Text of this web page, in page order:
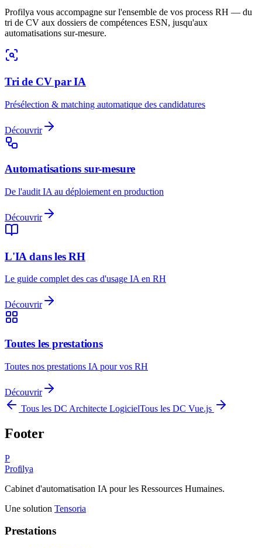
Profilya vous accompagne sur l'ensemble de vos process RH — du
tri de CV aux dossiers de compétences ESN, jusqu'aux
automatisations sur-mesure.
Tri de CV par IA
Présélection & matching automatique des candidatures
Découvrir
Automatisations sur-mesure
De l'audit IA au déploiement en production
Découvrir
L'IA dans les RH
Le guide complet des cas d'usage IA en RH
Découvrir
Toutes les prestations
Toutes nos prestations IA pour vos RH
Découvrir
Tous les DC Architecte LogicielTous les DC Vue.js
Footer
P
Profilya
Cabinet d'automatisation IA pour les Ressources Humaines.
Une solution Tensoria
Prestations